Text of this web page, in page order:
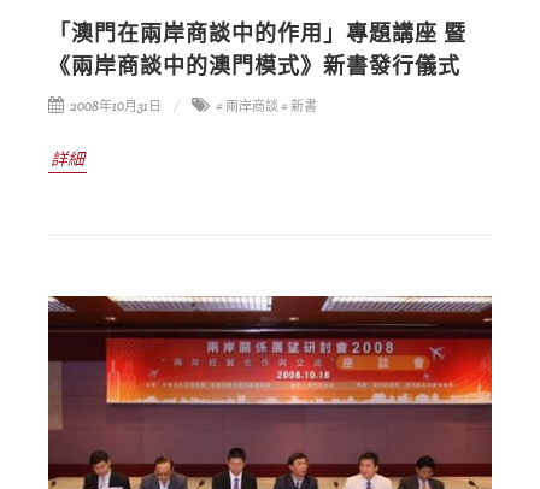
「澳門在兩岸商談中的作用」專題講座 暨
《兩岸商談中的澳門模式》新書發行儀式
2008年10月31日 # 兩岸商談 # 新書
詳細